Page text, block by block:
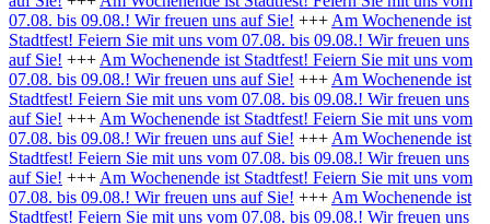
07.08. bis 09.08.! Wir freuen uns auf Sie! +++ Am Wochenende ist
Stadtfest! Feiern Sie mit uns vom 07.08. bis 09.08.! Wir freuen uns
auf Sie! +++ Am Wochenende ist Stadtfest! Feiern Sie mit uns vom
07.08. bis 09.08.! Wir freuen uns auf Sie! +++ Am Wochenende ist
Stadtfest! Feiern Sie mit uns vom 07.08. bis 09.08.! Wir freuen uns
auf Sie! +++ Am Wochenende ist Stadtfest! Feiern Sie mit uns vom
07.08. bis 09.08.! Wir freuen uns auf Sie! +++ Am Wochenende ist
Stadtfest! Feiern Sie mit uns vom 07.08. bis 09.08.! Wir freuen uns
auf Sie! +++ Am Wochenende ist Stadtfest! Feiern Sie mit uns vom
07.08. bis 09.08.! Wir freuen uns auf Sie! +++ Am Wochenende ist
Stadtfest! Feiern Sie mit uns vom 07.08. bis 09.08.! Wir freuen uns